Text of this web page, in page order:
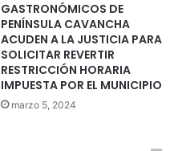
GASTRONÓMICOS DE
PENÍNSULA CAVANCHA
ACUDEN A LA JUSTICIA PARA
SOLICITAR REVERTIR
RESTRICCIÓN HORARIA
IMPUESTA POR EL MUNICIPIO
marzo 5, 2024